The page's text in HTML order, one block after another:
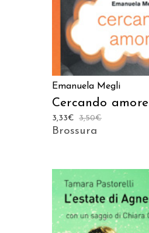
Emanuela Megli
Cercando amore
3,50€
3,33€
Brossura